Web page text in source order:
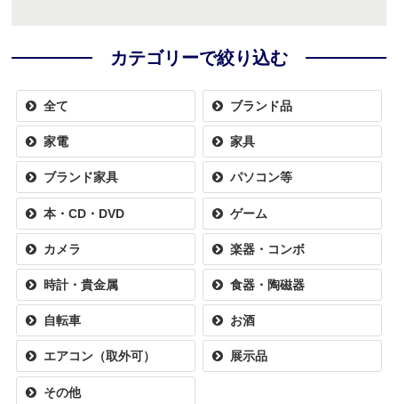
カテゴリーで絞り込む
全て ブランド品
家電 家具
ブランド家具 パソコン等
本・CD・DVD ゲーム
カメラ 楽器・コンボ
時計・貴金属 食器・陶磁器
自転車 お酒
エアコン（取外可） 展示品
その他